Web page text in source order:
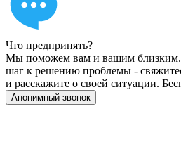
Что предпринять?
Мы поможем вам и вашим близким.
шаг к решению проблемы -
и расскажите о своей ситуации.
Анонимный звонок